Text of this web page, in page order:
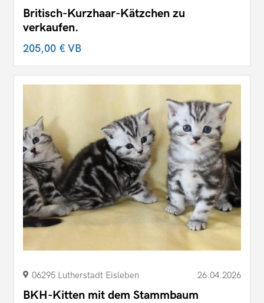
Britisch-Kurzhaar-Kätzchen zu
verkaufen.
205,00 €VB
06295 Lutherstadt Eisleben 26.04.2026
BKH-Kitten mit dem Stammbaum